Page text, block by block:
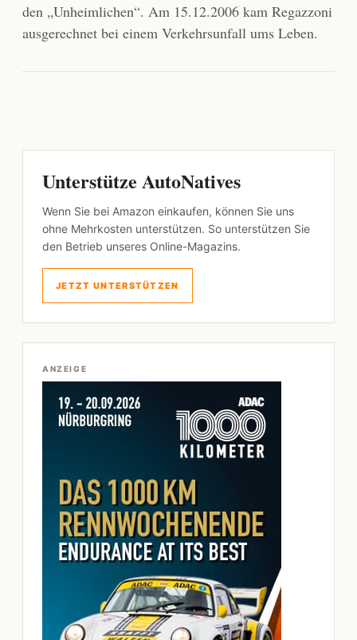
den „Unheimlichen“. Am 15.12.2006 kam Regazzoni
ausgerechnet bei einem Verkehrsunfall ums Leben.
Unterstütze AutoNatives
Wenn Sie bei Amazon einkaufen, können Sie uns
ohne Mehrkosten unterstützen. So unterstützen Sie
den Betrieb unseres Online-Magazins.
JETZT UNTERSTÜTZEN
ANZEIGE